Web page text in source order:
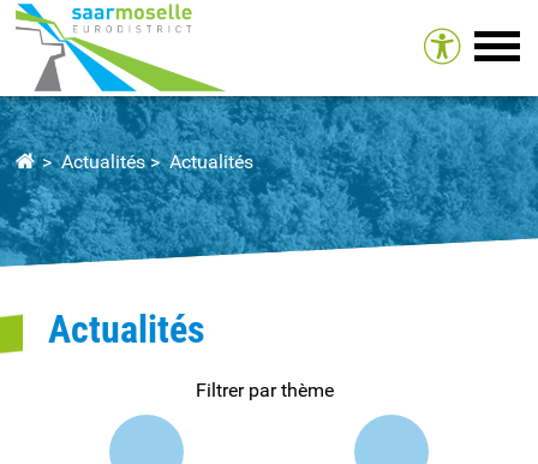
Actualités Actualités
Actualités
Filtrer par thème